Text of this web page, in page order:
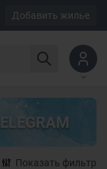
Добавить жилье
Показать фильтр